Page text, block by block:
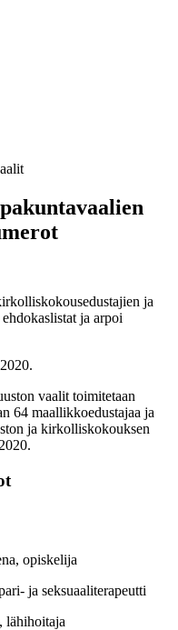
ja
ja arpoi
vaalit toimitetaan
64 maallikkoedustajaa ja
ja kirkolliskokouksen